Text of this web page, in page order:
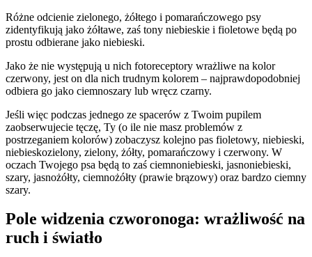
Różne odcienie zielonego, żółtego i pomarańczowego psy
zidentyfikują jako żółtawe, zaś tony niebieskie i fioletowe będą po
prostu odbierane jako niebieski.
Jako że nie występują u nich fotoreceptory wrażliwe na kolor
czerwony, jest on dla nich trudnym kolorem – najprawdopodobniej
odbiera go jako ciemnoszary lub wręcz czarny.
Jeśli więc podczas jednego ze spacerów z Twoim pupilem
zaobserwujecie tęczę, Ty (o ile nie masz problemów z
postrzeganiem kolorów) zobaczysz kolejno pas fioletowy, niebieski,
niebieskozielony, zielony, żółty, pomarańczowy i czerwony. W
oczach Twojego psa będą to zaś ciemnoniebieski, jasnoniebieski,
szary, jasnożółty, ciemnożółty (prawie brązowy) oraz bardzo ciemny
szary.
Pole widzenia czworonoga: wrażliwość na
ruch i światło